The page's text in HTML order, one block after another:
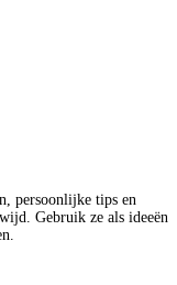
persoonlijke tips en
Gebruik ze als ideeën